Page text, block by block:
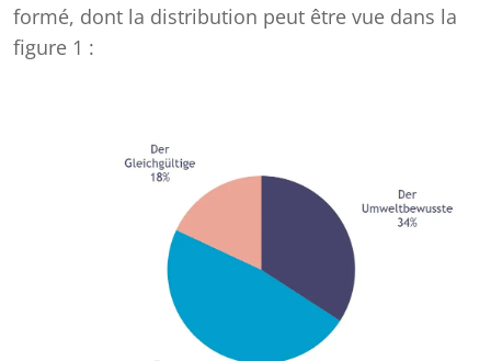
formé, dont la distribution peut être vue dans la
figure 1 :